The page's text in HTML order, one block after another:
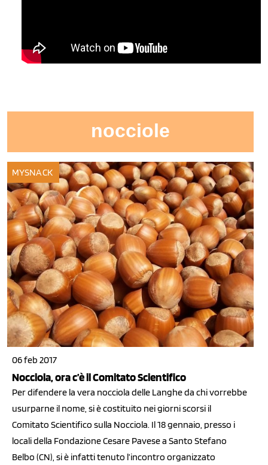
nocciole
MYSNACK
06 feb 2017
Nocciola, ora c’è il Comitato Scientifico
Per difendere la vera nocciola delle Langhe da chi vorrebbe
usurparne il nome, si è costituito nei giorni scorsi il
Comitato Scientifico sulla Nocciola. Il 18 gennaio, presso i
locali della Fondazione Cesare Pavese a Santo Stefano
Belbo (CN), si è infatti tenuto l’incontro organizzato